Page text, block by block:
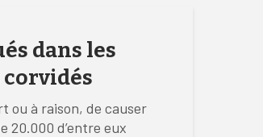
dans les
corvidés
ou à raison, de causer
20.000 d’entre eux